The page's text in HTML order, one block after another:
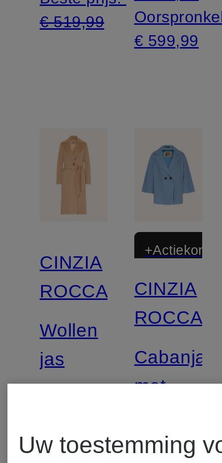
€ 519,99
€ 599,99
CINZIA
ROCCA
Wollen
jas
CINZIA
ROCCA
met
mouwen
€
Uw toestemming